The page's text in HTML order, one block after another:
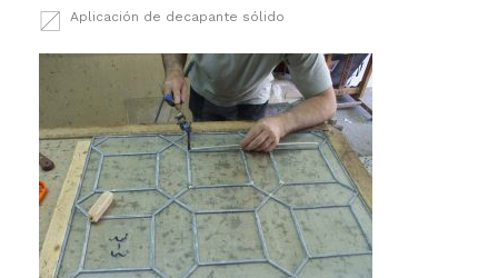
Aplicación de decapante sólido